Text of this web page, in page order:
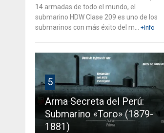
14 armadas de todo el mundo, el
submarino HDW Clase 209 es uno de los
submarinos con más éxito del m...
+Info
5
Arma Secreta del Perú:
Submarino «Toro» (1879-
1881)